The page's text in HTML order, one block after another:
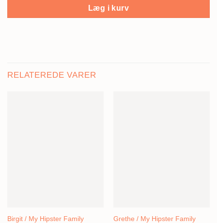
Læg i kurv
RELATEREDE VARER
Birgit / My Hipster Family
Grethe / My Hipster Family